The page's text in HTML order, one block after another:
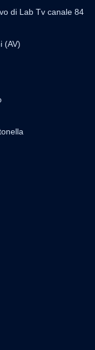
di Lab Tv canale 84
(AV)